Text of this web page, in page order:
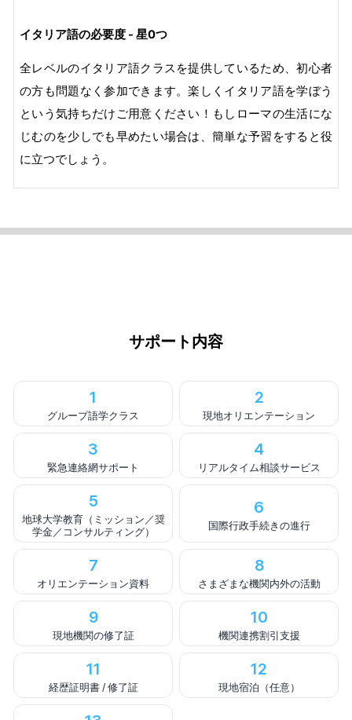
イタリア語の必要度 - 星0つ
全レベルのイタリア語クラスを提供しているため、初心者
の方も問題なく参加できます。楽しくイタリア語を学ぼう
という気持ちだけご用意ください！もしローマの生活にな
じむのを少しでも早めたい場合は、簡単な予習をすると役
に立つでしょう。
サポート内容
1
グループ語学クラス
2
現地オリエンテーション
3
緊急連絡網サポート
4
リアルタイム相談サービス
5
地球大学教育（ミッション／奨
学金／コンサルティング）
6
国際行政手続きの進行
7
オリエンテーション資料
8
さまざまな機関内外の活動
9
現地機関の修了証
10
機関連携割引支援
11
経歴証明書 / 修了証
12
現地宿泊（任意）